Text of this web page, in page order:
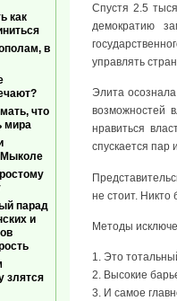
Спустя 2.5
демократию
управлять
Элита
возможностей
нравиться
спускается пар
не стоит. Никто
Методы
1. Это
2. Высокие
3. И самое
как
в
что
мира
Мыколе
парад
и
злятся